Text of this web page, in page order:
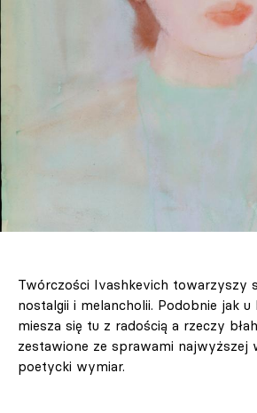
Twórczości Ivashkevich towarzyszy
nostalgii i melancholii. Podobnie jak u
miesza się tu z radością a rzeczy
zestawione ze sprawami najwyższej
poetycki wymiar.